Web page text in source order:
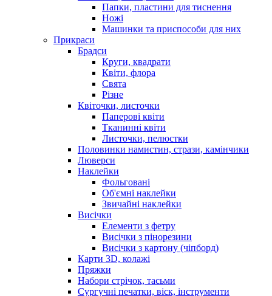
Папки, пластини для тиснення
Ножі
Машинки та приспособи для них
Прикраси
Брадси
Круги, квадрати
Квіти, флора
Свята
Різне
Квіточки, листочки
Паперові квіти
Тканинні квіти
Листочки, пелюстки
Половинки намистин, стрази, камінчики
Люверси
Наклейки
Фольговані
Об'ємні наклейки
Звичайні наклейки
Висічки
Елементи з фетру
Висічки з пінорезини
Висічки з картону (чіпборд)
Карти 3D, колажі
Пряжки
Набори стрічок, тасьми
Сургучні печатки, віск, інструменти